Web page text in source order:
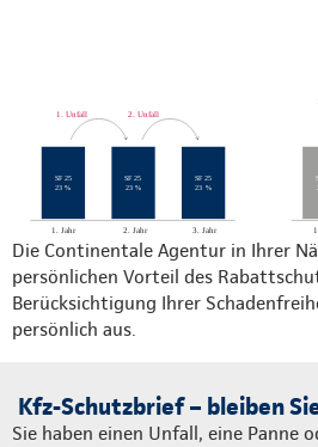
Die Continentale Agentur in Ihrer
persönlichen Vorteil des
Berücksichtigung Ihrer
persönlich aus.
Kfz-Schutzbrief – bleiben
Sie haben einen Unfall, eine Panne